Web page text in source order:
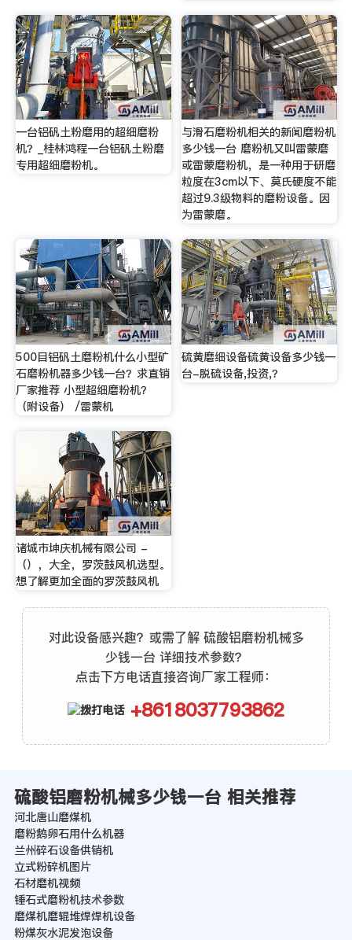
一台铝矾土粉磨用的超细磨粉
机？_桂林鸿程一台铝矾土粉磨
专用超细磨粉机。
与滑石磨粉机相关的新闻磨粉机
多少钱一台 磨粉机又叫雷蒙磨
或雷蒙磨粉机，是一种用于研磨
粒度在3cm以下、莫氏硬度不能
超过9.3级物料的磨粉设备。因
为雷蒙磨。
500目铝矾土磨粉机什么小型矿
石磨粉机器多少钱一台？求直销
厂家推荐 小型超细磨粉机？
（附设备） /雷蒙机
硫黄磨细设备硫黄设备多少钱一
台-脱硫设备,投资,？
诸城市坤庆机械有限公司 -
（），大全，罗茨鼓风机选型。
想了解更加全面的罗茨鼓风机
对此设备感兴趣？或需了解 硫酸铝磨粉机械多
少钱一台 详细技术参数？
点击下方电话直接咨询厂家工程师：
+8618037793862
硫酸铝磨粉机械多少钱一台 相关推荐
河北唐山磨煤机
磨粉鹅卵石用什么机器
兰州碎石设备供销机
立式粉碎机图片
石材磨机视频
锤石式磨粉机技术参数
磨煤机磨辊堆焊焊机设备
粉煤灰水泥发泡设备